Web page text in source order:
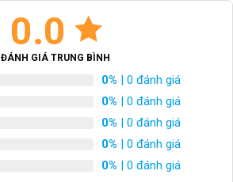
Shimano FC-R3000, 34/50
CR31 wheelset
Giant S-R4, 700X25c
N/A
0.0
ĐÁNH GIÁ TRUNG BÌNH
0% | 0 đánh giá
0% | 0 đánh giá
0% | 0 đánh giá
0% | 0 đánh giá
0% | 0 đánh giá